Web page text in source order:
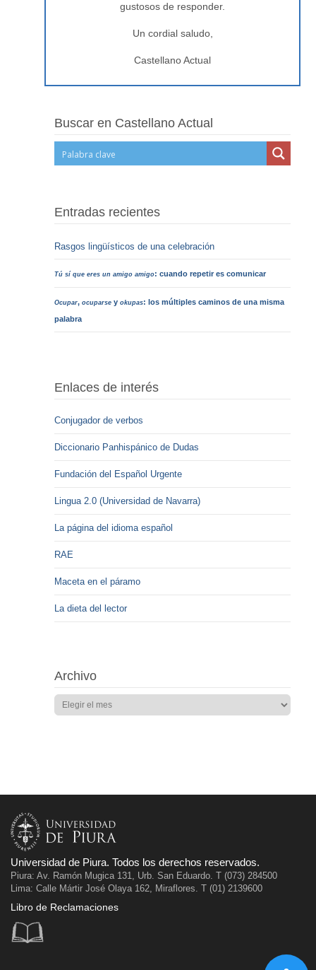
gustosos de responder.
Un cordial saludo,
Castellano Actual
Buscar en Castellano Actual
Entradas recientes
Rasgos lingüísticos de una celebración
Tú sí que eres un amigo amigo: cuando repetir es comunicar
Ocupar,ocuparse yokupas: los múltiples caminos de una misma
palabra
Enlaces de interés
Conjugador de verbos
Diccionario Panhispánico de Dudas
Fundación del Español Urgente
Lingua 2.0 (Universidad de Navarra)
La página del idioma español
RAE
Maceta en el páramo
La dieta del lector
Archivo
Universidad de Piura. Todos los derechos reservados.
Piura: Av. Ramón Mugica 131, Urb. San Eduardo. T (073) 284500
Lima: Calle Mártir José Olaya 162, Miraflores. T (01) 2139600
Libro de Reclamaciones